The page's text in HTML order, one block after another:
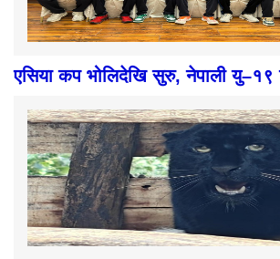
एसिया कप भोलिदेखि सुरु, नेपाली यु–१९